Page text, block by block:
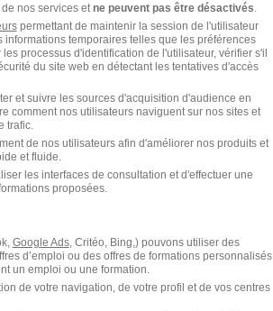
€ / an
nos services et ne peuvent pas être désactivés
permettant de maintenir la session de l'utilisateur
temporaires telles que les préférences
processus d'identification de l'utilisateur, vérifier s'il
du site web en détectant les tentatives d'accès
et suivre les sources d'acquisition d'audience en
comment nos utilisateurs naviguent sur nos sites et
trafic.
de nos utilisateurs afin d'améliorer nos produits et
et fluide.
les interfaces de consultation et d'effectuer une
proposées.
Google Ads, Critéo, Bing,) pouvons utiliser des
d’emploi ou des offres de formations personnalisés
un emploi ou une formation.
de votre navigation, de votre profil et de vos centres